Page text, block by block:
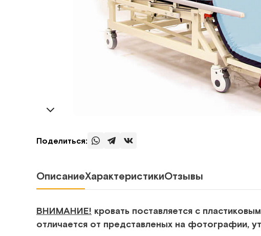
Поделиться:
ОписаниеХарактеристикиОтзывы
ВНИМАНИЕ! кровать поставляется с
отличается от представленых на фотографии,